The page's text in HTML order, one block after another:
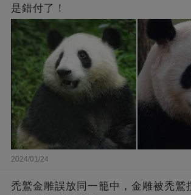
是錯付了！
2024/01/24
禿鷲金雕誤放同一籠中，金雕被禿鷲